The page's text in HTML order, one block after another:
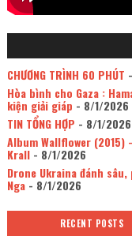
CHƯƠNG TRÌNH 60 PHÚT
Hòa bình cho Gaza :
kiện giải giáp - 8/1/2026
TIN TỔNG HỢP - 8/1/2026
Album Wallflower (2015)
Krall- 8/1/2026
Drone Ukraina đánh
Nga- 8/1/2026
RECENT POSTS